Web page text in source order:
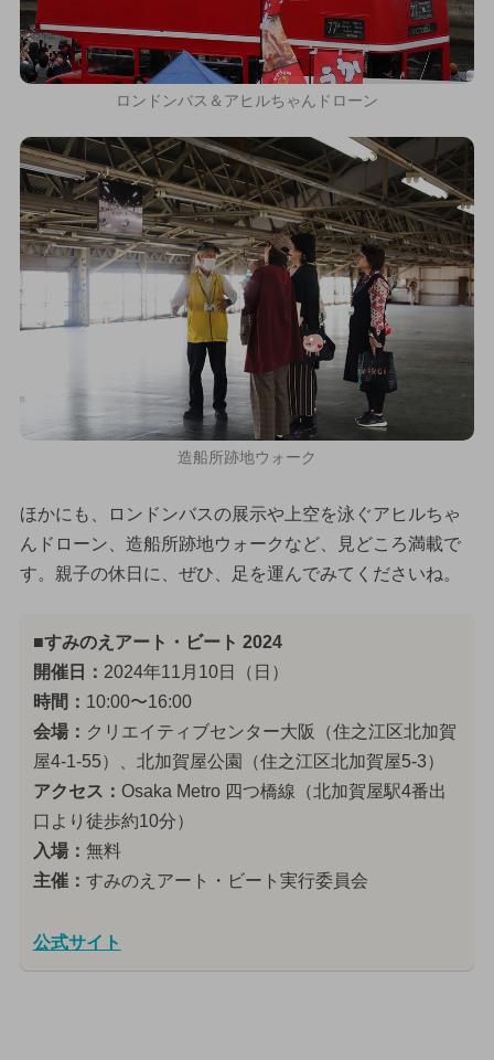
ロンドンバス＆アヒルちゃんドローン
造船所跡地ウォーク
ほかにも、ロンドンバスの展示や上空を泳ぐアヒルちゃ
んドローン、造船所跡地ウォークなど、見どころ満載で
す。親子の休日に、ぜひ、足を運んでみてくださいね。
■すみのえアート・ビート 2024
開催日： 2024年11月10日（日）
時間： 10:00〜16:00
会場： クリエイティブセンター大阪（住之江区北加賀
屋4-1-55）、北加賀屋公園（住之江区北加賀屋5-3）
アクセス： Osaka Metro 四つ橋線（北加賀屋駅4番出
口より徒歩約10分）
入場： 無料
主催： すみのえアート・ビート実行委員会
公式サイト